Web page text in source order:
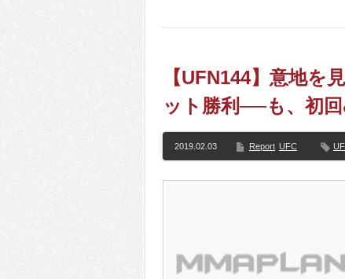
【UFN144】意地を
ット勝利──も、初
2019.02.03 Report UFC